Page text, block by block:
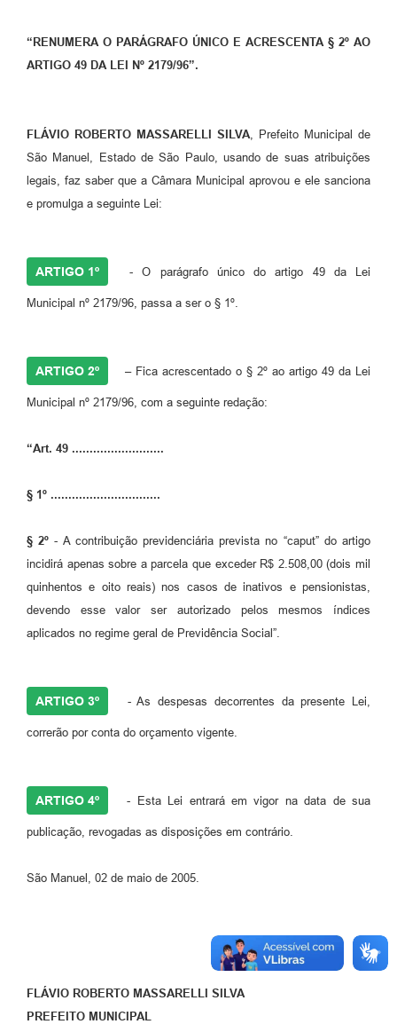
“RENUMERA O PARÁGRAFO ÚNICO E ACRESCENTA § 2º AO
ARTIGO 49 DA LEI Nº 2179/96”.
FLÁVIO ROBERTO MASSARELLI SILVA , Prefeito Municipal de
São Manuel, Estado de São Paulo, usando de suas atribuições
legais, faz saber que a Câmara Municipal aprovou e ele sanciona
e promulga a seguinte Lei:
ARTIGO 1º - O parágrafo único do artigo 49 da Lei
Municipal nº 2179/96, passa a ser o § 1º.
ARTIGO 2º – Fica acrescentado o § 2º ao artigo 49 da Lei
Municipal nº 2179/96, com a seguinte redação:
“Art. 49 ..........................
§ 1º ...............................
§ 2º - A contribuição previdenciária prevista no “caput” do artigo
incidirá apenas sobre a parcela que exceder R$ 2.508,00 (dois mil
quinhentos e oito reais) nos casos de inativos e pensionistas,
devendo esse valor ser autorizado pelos mesmos índices
aplicados no regime geral de Previdência Social”.
ARTIGO 3º - As despesas decorrentes da presente Lei,
correrão por conta do orçamento vigente.
ARTIGO 4º - Esta Lei entrará em vigor na data de sua
publicação, revogadas as disposições em contrário.
São Manuel, 02 de maio de 2005.
FLÁVIO ROBERTO MASSARELLI SILVA
PREFEITO MUNICIPAL